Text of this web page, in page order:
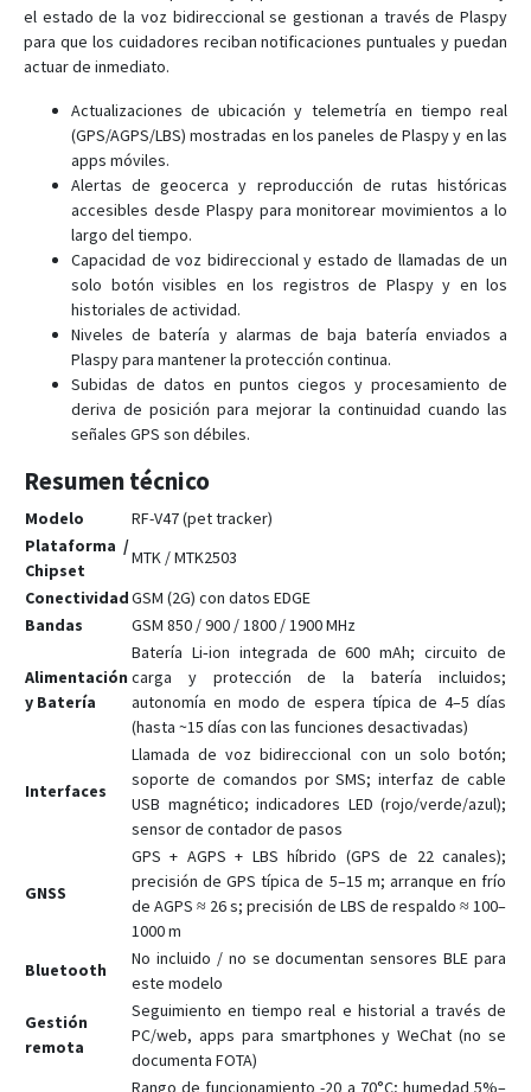
RF-V49
RF-V6
RF-V8
RF-V8S
RF-V9
V51
V53
V55
el estado de la voz bidireccional se gestionan a través de Plaspy
para que los cuidadores reciban notificaciones puntuales y puedan
actuar de inmediato.
Actualizaciones de ubicación y telemetría en tiempo real
(GPS/AGPS/LBS) mostradas en los paneles de Plaspy y en las
apps móviles.
Alertas de geocerca y reproducción de rutas históricas
accesibles desde Plaspy para monitorear movimientos a lo
largo del tiempo.
Capacidad de voz bidireccional y estado de llamadas de un
solo botón visibles en los registros de Plaspy y en los
historiales de actividad.
Niveles de batería y alarmas de baja batería enviados a
Plaspy para mantener la protección continua.
Subidas de datos en puntos ciegos y procesamiento de
deriva de posición para mejorar la continuidad cuando las
señales GPS son débiles.
Resumen técnico
Modelo
RF-V47 (pet tracker)
Plataforma /
Chipset
MTK / MTK2503
ConectividadGSM (2G) con datos EDGE
Bandas
GSM 850 / 900 / 1800 / 1900 MHz
Alimentación
y Batería
Batería Li‑ion integrada de 600 mAh; circuito de
carga y protección de la batería incluidos;
autonomía en modo de espera típica de 4–5 días
(hasta ~15 días con las funciones desactivadas)
Interfaces
Llamada de voz bidireccional con un solo botón;
soporte de comandos por SMS; interfaz de cable
USB magnético; indicadores LED (rojo/verde/azul);
sensor de contador de pasos
GNSS
GPS + AGPS + LBS híbrido (GPS de 22 canales);
precisión de GPS típica de 5–15 m; arranque en frío
de AGPS ≈ 26 s; precisión de LBS de respaldo ≈ 100–
1000 m
Bluetooth
No incluido / no se documentan sensores BLE para
este modelo
Gestión
remota
Seguimiento en tiempo real e historial a través de
PC/web, apps para smartphones y WeChat (no se
documenta FOTA)
Rango de funcionamiento -20 a 70°C; humedad 5%–